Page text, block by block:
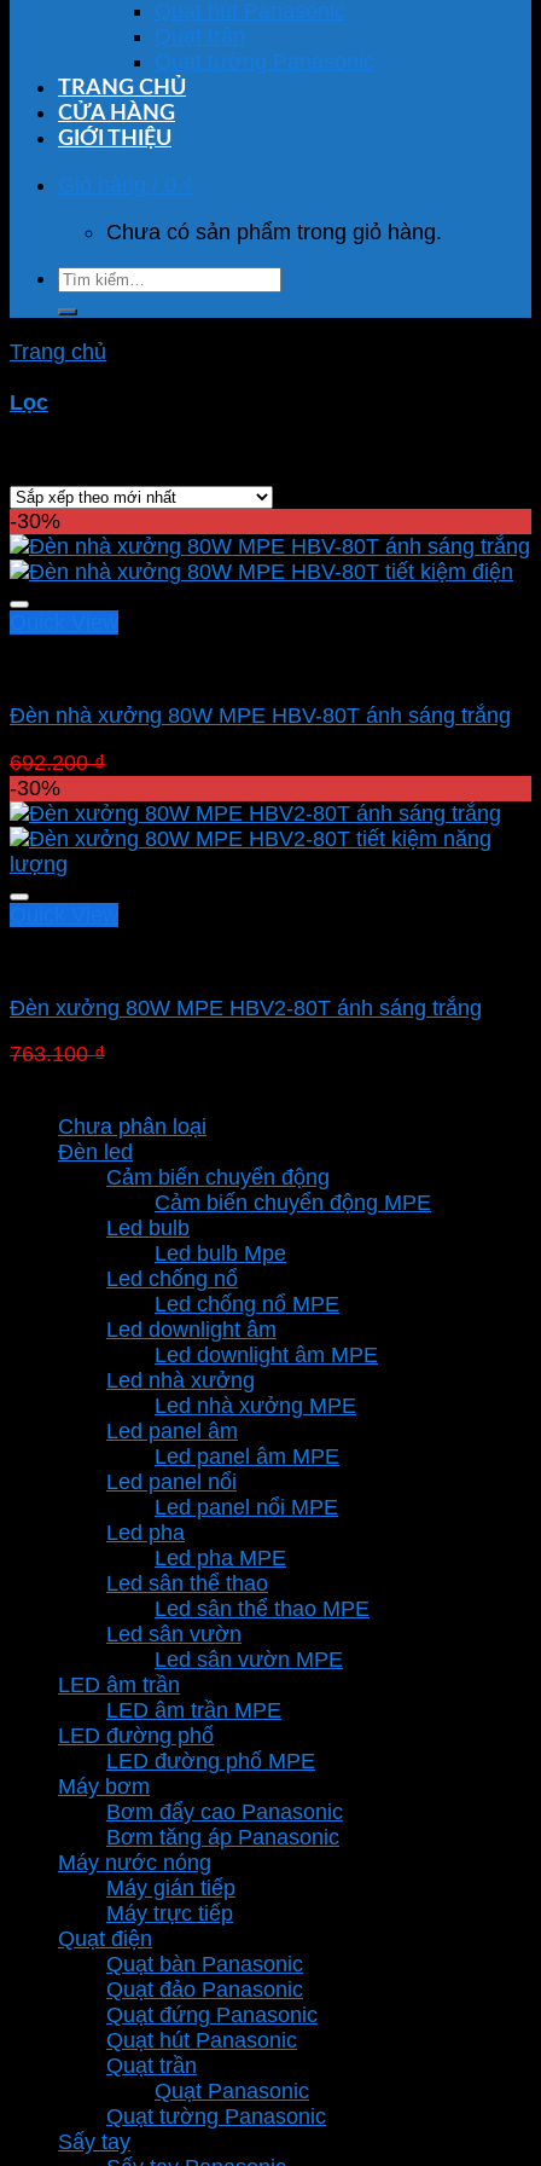
Quạt hút Panasonic
Quạt trần
Quạt tường Panasonic
TRANG CHỦ
CỬA HÀNG
GIỚI THIỆU
Giỏ hàng / 0 ₫
Chưa có sản phẩm trong giỏ hàng.
Tìm
kiếm:
Trang chủ
Lọc
-30%
Đèn nhà xưởng 80W MPE HBV-80T ánh sáng trắng
692.200₫
là:
692.200 ₫.
tại
là:
-30%
Đèn xưởng 80W MPE HBV2-80T ánh sáng trắng
763.100₫
763.100 ₫.là:
Chưa phân loại
Đèn led
Cảm biến chuyển động
Cảm biến chuyển động MPE
Led bulb
Led bulb Mpe
Led chống nổ
Led chống nổ MPE
Led downlight âm
Led downlight âm MPE
Led nhà xưởng
Led nhà xưởng MPE
Led panel âm
Led panel âm MPE
Led panel nổi
Led panel nổi MPE
Led pha
Led pha MPE
Led sân thể thao
Led sân thể thao MPE
Led sân vườn
Led sân vườn MPE
LED âm trần
LED âm trần MPE
LED đường phố
LED đường phố MPE
Máy bơm
Bơm đẩy cao Panasonic
Bơm tăng áp Panasonic
Máy nước nóng
Máy gián tiếp
Máy trực tiếp
Quạt điện
Quạt bàn Panasonic
Quạt đảo Panasonic
Quạt đứng Panasonic
Quạt hút Panasonic
Quạt trần
Quạt Panasonic
Quạt tường Panasonic
Sấy tay